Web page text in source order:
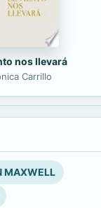
nos llevará
Carrillo
MAXWELL